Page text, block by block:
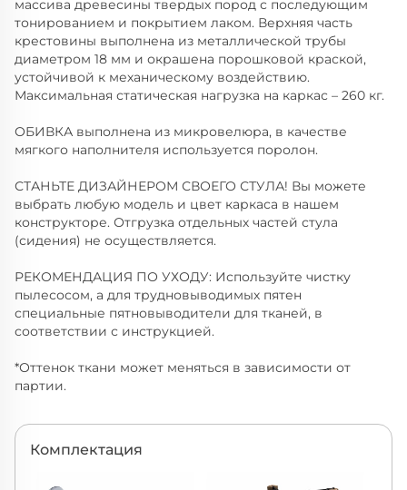
массива древесины твердых пород с последующим
тонированием и покрытием лаком. Верхняя часть
крестовины выполнена из металлической трубы
диаметром 18 мм и окрашена порошковой краской,
устойчивой к механическому воздействию.
Максимальная статическая нагрузка на каркас – 260 кг.
ОБИВКА выполнена из микровелюра, в качестве
мягкого наполнителя используется поролон.
СТАНЬТЕ ДИЗАЙНЕРОМ СВОЕГО СТУЛА! Вы можете
выбрать любую модель и цвет каркаса в нашем
конструкторе. Отгрузка отдельных частей стула
(сидения) не осуществляется.
РЕКОМЕНДАЦИЯ ПО УХОДУ: Используйте чистку
пылесосом, а для трудновыводимых пятен
специальные пятновыводители для тканей, в
соответствии с инструкцией.
*Оттенок ткани может меняться в зависимости от
партии.
Комплектация